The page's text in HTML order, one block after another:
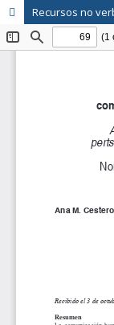
Recursos no